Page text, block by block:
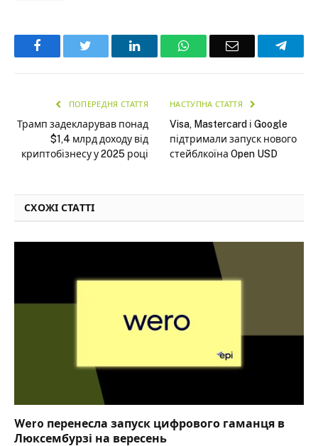
Facebook LinkedInWhatsAppEmail
ПОПЕРЕДНЯ СТАТТЯ
Трамп задекларував понад
$1,4 млрд доходу від
криптобізнесу у 2025 році
НАСТУПНА СТАТТЯ
Visa, Mastercard і Google
підтримали запуск нового
стейблкоїна Open USD
СХОЖІ СТАТТІ
Wero перенесла запуск цифрового гаманця в
Люксембурзі на вересень